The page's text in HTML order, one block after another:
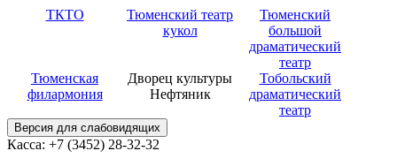
ТКТО
Тюменский театр
кукол
Тюменский
большой
драматический
театр
Тюменская
филармония
Дворец культуры
Нефтяник
Тобольский
драматический
театр
Версия для слабовидящих
Касса: +7 (3452) 28-32-32